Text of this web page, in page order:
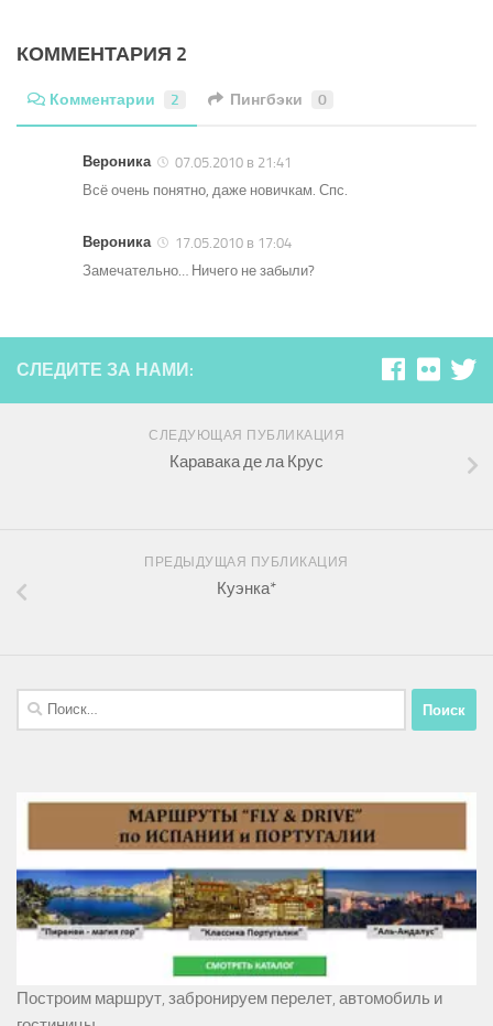
КОММЕНТАРИЯ 2
Комментарии 2 Пингбэки 0
Вероника
07.05.2010 в 21:41
Всё очень понятно, даже новичкам. Спс.
Вероника
17.05.2010 в 17:04
Замечательно… Ничего не забыли?
СЛЕДИТЕ ЗА НАМИ:
СЛЕДУЮЩАЯ ПУБЛИКАЦИЯ
Каравака де ла Крус
ПРЕДЫДУЩАЯ ПУБЛИКАЦИЯ
Куэнка*
Найти:
Построим маршрут, забронируем перелет, автомобиль и